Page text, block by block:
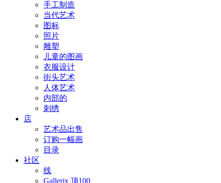
手工制造
当代艺术
图标
照片
雕塑
儿童的图画
衣服设计
街头艺术
人体艺术
内部的
刺绣
店
艺术品出售
订购一幅画
目录
社区
线
Gallerix 顶100